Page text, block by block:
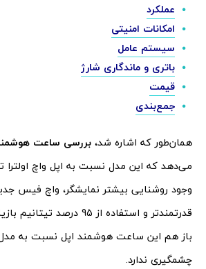
عملکرد
امکانات امنیتی
سیستم عامل
باتری و ماندگاری شارژ
قیمت
جمع‌بندی
همان‌طور که اشاره شد،بررسی ساعت
می‌دهد که این مدل نسبت به اپل واچ اولترا
وجود روشنایی بیشتر نمایشگر، واچ فیس
قدرتمندتر و استفاده از 95
باز هم این ساعت هوشمند اپل نسبت به
چشمگیری ندارد.